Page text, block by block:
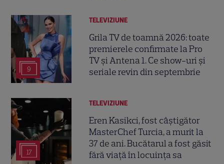
9
TELEVIZIUNE
Grila TV de toamnă 2026: toate
premierele confirmate la Pro
TV și Antena 1. Ce show-uri și
seriale revin din septembrie
17
TELEVIZIUNE
Eren Kasikci, fost câștigător
MasterChef Turcia, a murit la
37 de ani. Bucătarul a fost găsit
fără viață în locuința sa